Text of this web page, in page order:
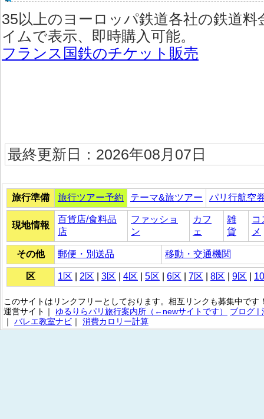
35以上のヨーロッパ鉄道各社の鉄道
イムで表示、即時購入可能。
フランス国鉄のチケット販売
最終更新日：2026年08月07日
旅行準備 旅行ツアー予約 テーマ&旅ツアー パリ行航空
現地情報
百貨店/食料品
店
ファッショ
ン
カフ
ェ
雑
貨
コ
メ
その他 郵便・別送品 移動・交通機関
区 1区 2区 3区 4区 5区 6区 7区 8区 9区
このサイトはリンクフリーとしております。相互リンクも募集中です
運営サイト｜ ゆるりらパリ旅行案内所（←newサイトです）
ブログ |
バレエ教室ナビ 消費カロリー計算